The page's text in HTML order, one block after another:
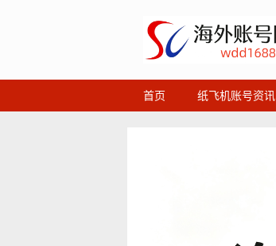
首页 纸飞机账号资讯